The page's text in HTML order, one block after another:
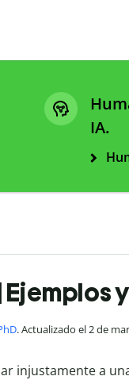
IA.
. Actualizado el 2 de
injustamente a